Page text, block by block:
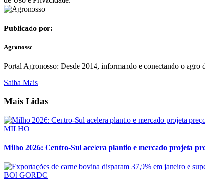
Publicado por:
Agronosso
Portal Agronosso: Desde 2014, informando e conectando o
Saiba Mais
Mais Lidas
MILHO
Milho 2026: Centro-Sul acelera plantio e mercado projeta
BOI GORDO